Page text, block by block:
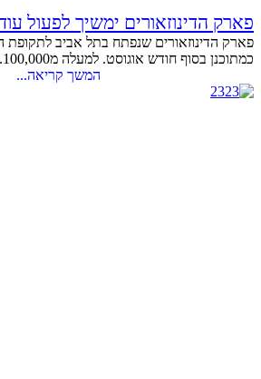
פארק הדינוזאורים ימשיך לפעול
פארק הדינוזאורים שנפתח בתל אביב לתקופת
כמתוכנן בסוף חודש אוגוסט. למעלה מ100,000...
המשך קריאה...